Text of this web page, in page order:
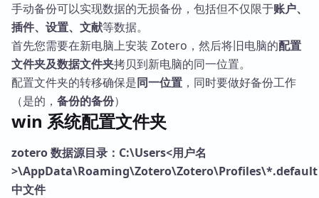
手动备份可以实现数据的无损备份，包括但不仅限于账户、
插件、设置、文献等数据。
首先您需要在新电脑上安装 Zotero，然后将旧电脑的配置
文件夹及数据文件夹拷贝到新电脑的同一位置。
配置文件夹的转移确保是同一位置 ，同时要做好备份工作
（是的， 备份的备份）
win 系统配置文件夹
zotero 数据源目录：C:\Users<用户名
>\AppData\Roaming\Zotero\Zotero\Profiles\*.default
中文件